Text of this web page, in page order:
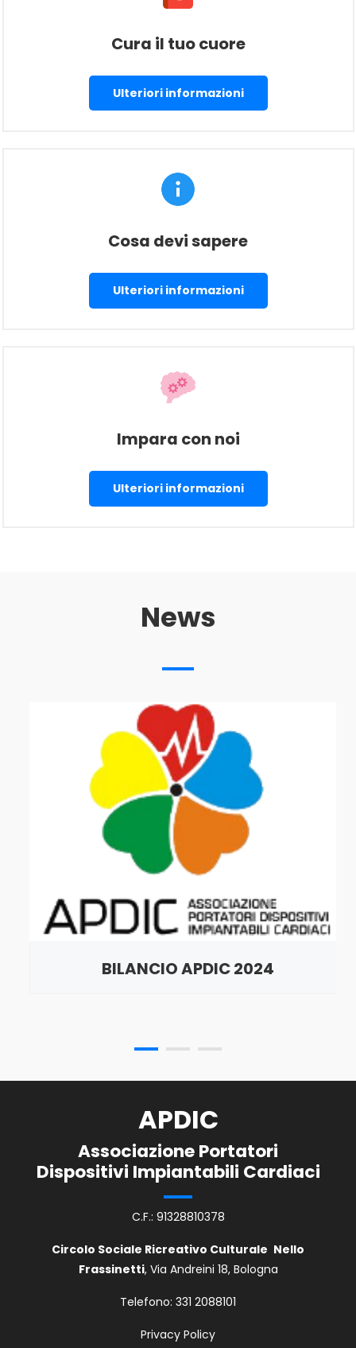
Cura il tuo cuore
Ulteriori informazioni
Cosa devi sapere
Ulteriori informazioni
Impara con noi
Ulteriori informazioni
News
BILANCIO APDIC 2024
APDIC
Associazione Portatori
Dispositivi Impiantabili Cardiaci
C.F.: 91328810378
Circolo Sociale Ricreativo Culturale Nello
Frassinetti, Via Andreini 18, Bologna
Telefono: 331 2088101
Privacy Policy